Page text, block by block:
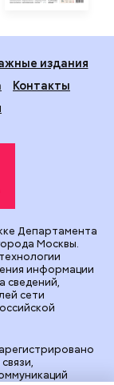
издания
Контакты
Департамента
Москвы.
информации
сведений,
сети